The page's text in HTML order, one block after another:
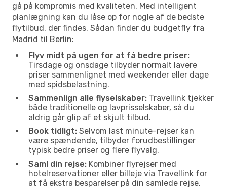
gå på kompromis med kvaliteten. Med intelligent
planlægning kan du låse op for nogle af de bedste
flytilbud, der findes. Sådan finder du budgetfly fra
Madrid til Berlin:
Flyv midt på ugen for at få bedre priser:
Tirsdage og onsdage tilbyder normalt lavere
priser sammenlignet med weekender eller dage
med spidsbelastning.
Sammenlign alle flyselskaber: Travellink tjekker
både traditionelle og lavprisselskaber, så du
aldrig går glip af et skjult tilbud.
Book tidligt: Selvom last minute-rejser kan
være spændende, tilbyder forudbestillinger
typisk bedre priser og flere flyvalg.
Saml din rejse: Kombiner flyrejser med
hotelreservationer eller billeje via Travellink for
at få ekstra besparelser på din samlede rejse.